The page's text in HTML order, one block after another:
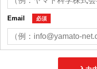
Email 必須